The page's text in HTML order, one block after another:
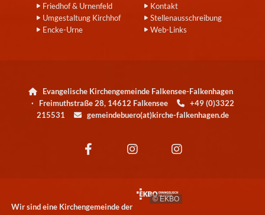
Friedhof & Urnenfeld
Umgestaltung Kirchhof
Encke-Urne
Kontakt
Stellenausschreibung
Web-Links

Evangelische Kirchengemeinde Falkensee-Falkenhagen
· Freimuthstraße 28, 14612 Falkensee
+49 (0)3322
215531
gemeindebuero(at)kirche-falkenhagen.de
Wir sind eine Kirchengemeinde der
© EKBO